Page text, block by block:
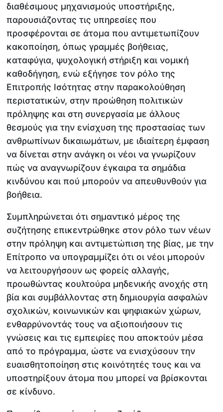
διαθέσιμους μηχανισμούς υποστήριξης,
παρουσιάζοντας τις υπηρεσίες που
προσφέρονται σε άτομα που αντιμετωπίζουν
κακοποίηση, όπως γραμμές βοήθειας,
καταφύγια, ψυχολογική στήριξη και νομική
καθοδήγηση, ενώ εξήγησε τον ρόλο της
Επιτροπής Ισότητας στην παρακολούθηση
περιστατικών, στην προώθηση πολιτικών
πρόληψης και στη συνεργασία με άλλους
θεσμούς για την ενίσχυση της προστασίας των
ανθρωπίνων δικαιωμάτων, με ιδιαίτερη έμφαση
να δίνεται στην ανάγκη οι νέοι να γνωρίζουν
πώς να αναγνωρίζουν έγκαιρα τα σημάδια
κινδύνου και πού μπορούν να απευθυνθούν για
βοήθεια.
Συμπληρώνεται ότι σημαντικό μέρος της
συζήτησης επικεντρώθηκε στον ρόλο των νέων
στην πρόληψη και αντιμετώπιση της βίας, με την
Επίτροπο να υπογραμμίζει ότι οι νέοι μπορούν
να λειτουργήσουν ως φορείς αλλαγής,
προωθώντας κουλτούρα μηδενικής ανοχής στη
βία και συμβάλλοντας στη δημιουργία ασφαλών
σχολικών, κοινωνικών και ψηφιακών χώρων,
ενθαρρύνοντάς τους να αξιοποιήσουν τις
γνώσεις και τις εμπειρίες που αποκτούν μέσα
από το πρόγραμμα, ώστε να ενισχύσουν την
ευαισθητοποίηση στις κοινότητές τους και να
υποστηρίξουν άτομα που μπορεί να βρίσκονται
σε κίνδυνο.